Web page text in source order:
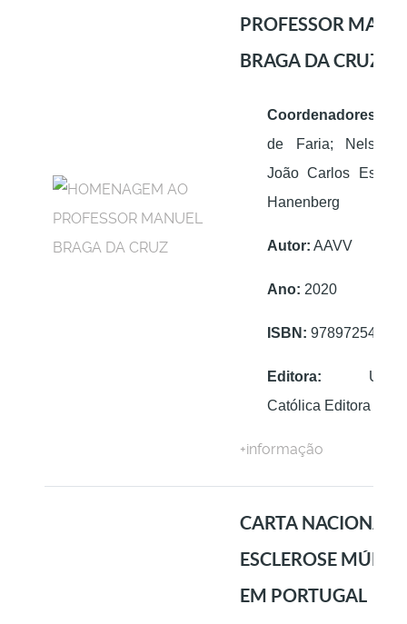
PROFESSOR
BRAGA DA CRUZ
Coordenadores:
de Faria; Nelson
João Carlos
Hanenberg
Autor: AAVV
Ano: 2020
ISBN:
Editora:
Católica Editora
+informação
CARTA NACIONAL
ESCLEROSE
EM PORTUGAL